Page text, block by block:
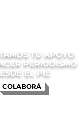
COLABORÁ
TU APOYO
PERIODISMO
EL PIE